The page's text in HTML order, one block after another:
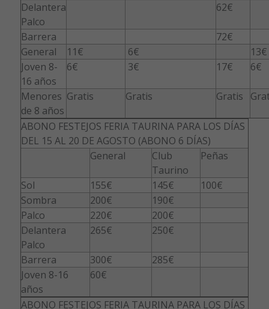
Delantera
Palco
62€
Barrera
72€
General
11€ 6€
13€
Joven 8-
16 años
6€ 3€ 17€ 6€
Menores
de 8 años
Gratis Gratis Gratis
ABONO FESTEJOS FERIA TAURINA PARA LOS DÍAS
DEL 15 AL 20 DE AGOSTO (ABONO 6 DÍAS)
General
Club
Taurino
Peñas
Sol 155€ 145€
100€
Sombra
200€
190€
Palco
220€
200€
Delantera
Palco
265€ 250€
Barrera 300€
285€
Joven 8-16
años
60€
ABONO FESTEJOS FERIA TAURINA PARA LOS DÍAS